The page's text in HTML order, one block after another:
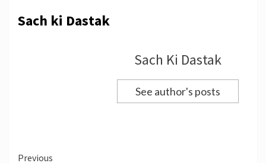
Sach ki Dastak
Sach Ki Dastak
See author's posts
Previous